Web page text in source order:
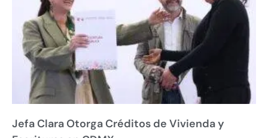
Jefa Clara Otorga Créditos de Vivienda y